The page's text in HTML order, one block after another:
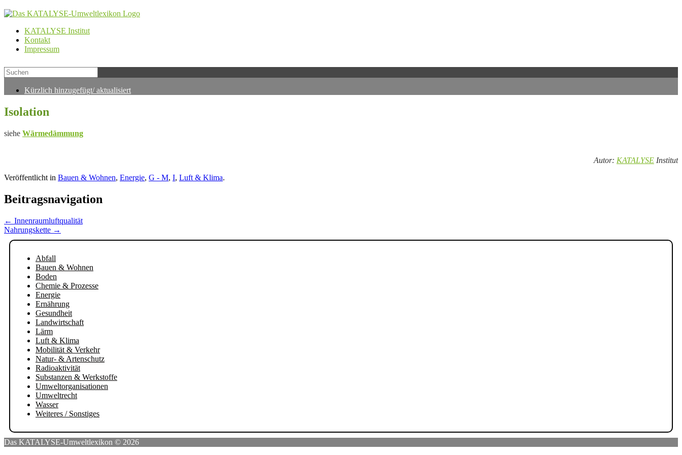
KATALYSE Institut
Kontakt
Impressum
Kürzlich hinzugefügt/ aktualisiert
Isolation
siehe Wärmedämmung
Autor: KATALYSE Institut
Veröffentlicht in Bauen & Wohnen, Energie, G - M, I, Luft & Klima.
Beitragsnavigation
← Innenraumluftqualität
Nahrungskette →
Abfall
Bauen & Wohnen
Boden
Chemie & Prozesse
Energie
Ernährung
Gesundheit
Landwirtschaft
Lärm
Luft & Klima
Mobilität & Verkehr
Natur- & Artenschutz
Radioaktivität
Substanzen & Werkstoffe
Umweltorganisationen
Umweltrecht
Wasser
Weiteres / Sonstiges
Das KATALYSE-Umweltlexikon © 2026